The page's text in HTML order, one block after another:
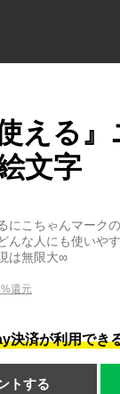
使える
文字
にこちゃんマークの
んな人にも使いやす
は無限大∞
還元
決済が利用でき
トする